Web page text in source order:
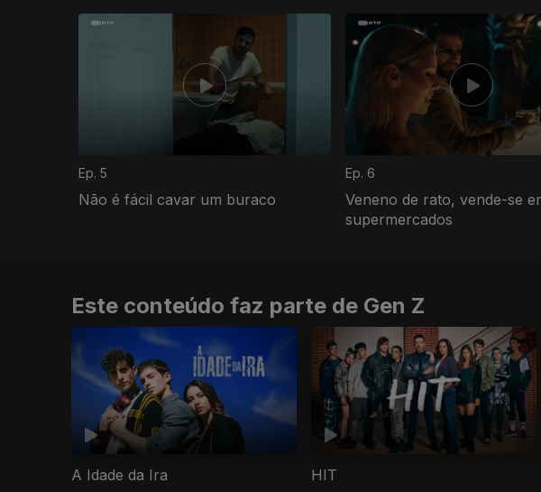
Ep. 5
Não é fácil cavar um buraco
Ep. 6
Veneno de rato, vende-se
supermercados
885194
Este conteúdo faz parte de Gen Z
A Idade da Ira HIT